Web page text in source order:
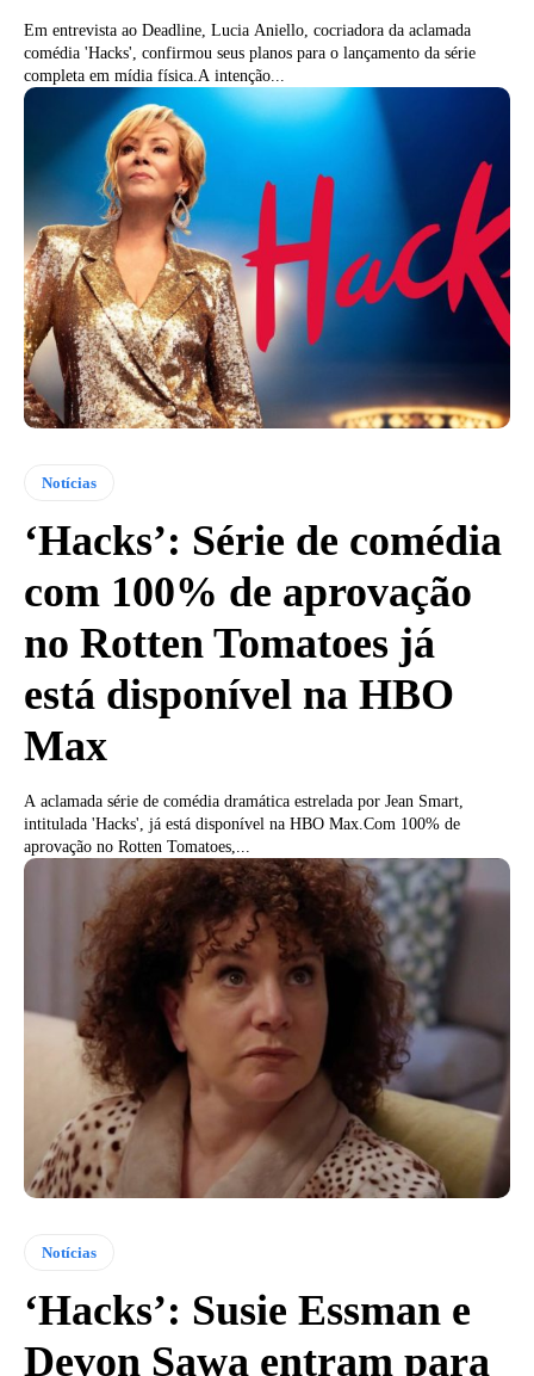
Em entrevista ao Deadline, Lucia Aniello, cocriadora da aclamada
comédia 'Hacks', confirmou seus planos para o lançamento da série
completa em mídia física.A intenção...
Notícias
‘Hacks’: Série de comédia
com 100% de aprovação
no Rotten Tomatoes já
está disponível na HBO
Max
A aclamada série de comédia dramática estrelada por Jean Smart,
intitulada 'Hacks', já está disponível na HBO Max.Com 100% de
aprovação no Rotten Tomatoes,...
Notícias
‘Hacks’: Susie Essman e
Devon Sawa entram para